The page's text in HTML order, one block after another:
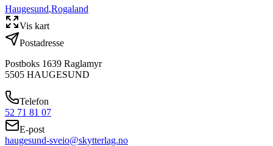
Haugesund,Rogaland
Vis kart
Postadresse
Postboks 1639 Raglamyr
5505 HAUGESUND
Telefon
52 71 81 07
E-post
haugesund-sveio@skytterlag.no